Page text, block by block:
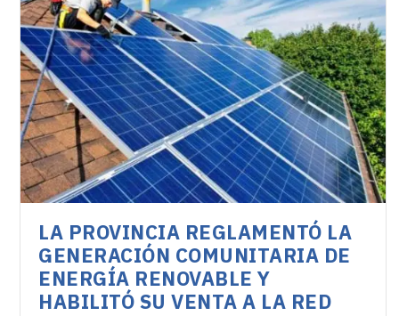
LA PROVINCIA REGLAMENTÓ LA
GENERACIÓN COMUNITARIA DE
ENERGÍA RENOVABLE Y
HABILITÓ SU VENTA A LA RED